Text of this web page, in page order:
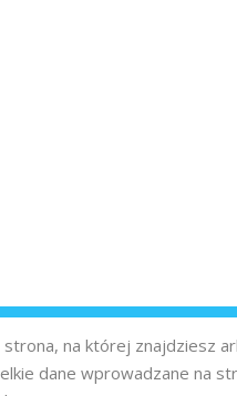
na której znajdziesz
dane wprowadzane na